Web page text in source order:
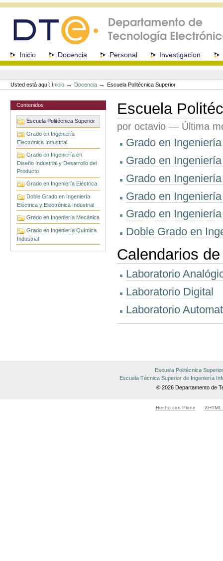
navegación
SeccionesInicio Docencia Personal Investigacion
Herramientas
Personales
Usted está aquí: Inicio → Docencia →Escuela Politécnica Superior
Contenidos
Escuela Politécnica Superior
Grado en Ingeniería
Electrónica Industrial
Grado en Ingeniería en
Diseño Industrial y Desarrollo del
Producto
Grado en Ingeniería Eléctrica
Doble Grado en Ingeniería
Eléctrica y Electrónica Industrial
Grado en Ingeniería Mecánica
Grado en Ingeniería Química
Industrial
Escuela
por octavio — Última
Grado en
Grado en
Grado en
Grado en
Grado en
Doble Grado en
Calendarios
Laboratorio
Laboratorio Digital
Laboratorio
Escuela Politécnica Superior
Escuela Técnica Superior de Ingeniería
© 2026 Departamento de
Hecho con Plone XHTML